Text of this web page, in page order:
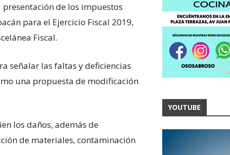
de los impuestos
para el Ejercicio Fiscal 2019,
Fiscal.
señalar las faltas y deficiencias
una propuesta de modificación
los daños, además de
de materiales, contaminación
YOUTUBE